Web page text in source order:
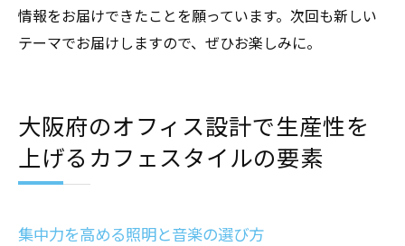
情報をお届けできたことを願っています。次回も新しい
テーマでお届けしますので、ぜひお楽しみに。
大阪府のオフィス設計で生産性を
上げるカフェスタイルの要素
集中力を高める照明と音楽の選び方